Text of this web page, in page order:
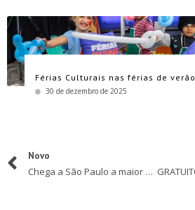
Férias Culturais nas férias de verão
30 de dezembro de 2025
Novo
Chega a São Paulo a maior exposição digital e imersiva do mundo sobre o faraó Tutankamon e o Egito antigo